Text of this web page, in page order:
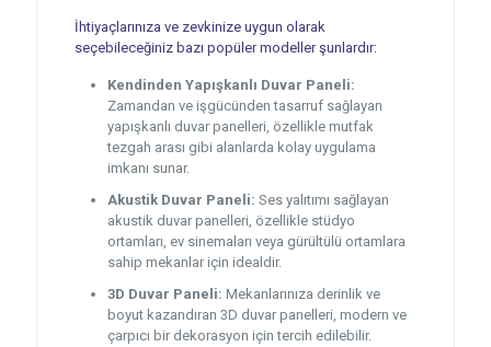
İhtiyaçlarınıza ve zevkinize uygun olarak
seçebileceğiniz bazı popüler modeller şunlardır:
Kendinden Yapışkanlı Duvar Paneli:
Zamandan ve işgücünden tasarruf sağlayan
yapışkanlı duvar panelleri, özellikle mutfak
tezgah arası gibi alanlarda kolay uygulama
imkanı sunar.
Akustik Duvar Paneli: Ses yalıtımı sağlayan
akustik duvar panelleri, özellikle stüdyo
ortamları, ev sinemaları veya gürültülü ortamlara
sahip mekanlar için idealdir.
3D Duvar Paneli: Mekanlarınıza derinlik ve
boyut kazandıran 3D duvar panelleri, modern ve
çarpıcı bir dekorasyon için tercih edilebilir.